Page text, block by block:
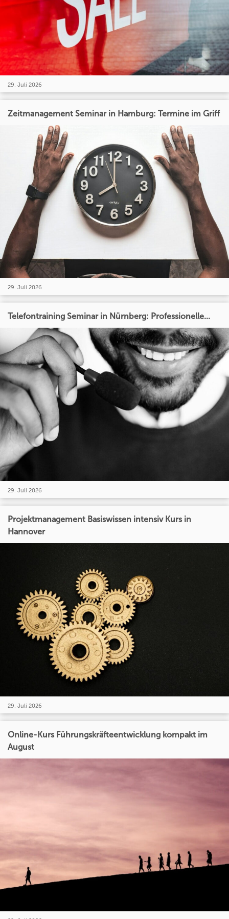
29. Juli 2026
Zeitmanagement Seminar in Hamburg: Termine im Griff
29. Juli 2026
Telefontraining Seminar in Nürnberg: Professionelle...
29. Juli 2026
Projektmanagement Basiswissen intensiv Kurs in
Hannover
29. Juli 2026
Online-Kurs Führungskräfteentwicklung kompakt im
August